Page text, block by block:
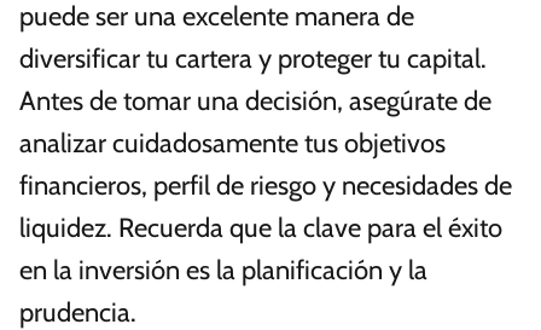
puede ser una excelente manera de
diversificar tu cartera y proteger tu capital.
Antes de tomar una decisión, asegúrate de
analizar cuidadosamente tus objetivos
financieros, perfil de riesgo y necesidades de
liquidez. Recuerda que la clave para el éxito
en la inversión es la planificación y la
prudencia.